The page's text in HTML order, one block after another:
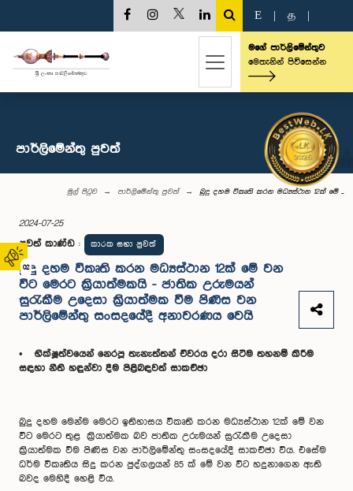
02
E த
මගේ පාර්ලිමේන්තුව
මෙතැනින් පිවිසෙන්න
පාර්ලි‌මේන්තු පුවත්
මුල් පිටුව පාර්ලි‌මේන්තු පුවත් බුදු දහම විකෘති කරන මධ්‍යස්ථාන 12ක් මේ ...
2024-07-25
පුවත් කාණ්ඩ : කාරක සභා පුවත්
බුදු දහම විකෘති කරන මධ්‍යස්ථාන 12ක් මේ වන
විට මෙරට ක්‍රියාත්මකයි - ජාතික උරුමයන්
සුරැකීම උදෙසා ක්‍රියාත්මක වීම පිණිස වන
පාර්ලිමේන්තු සංසදයේදී අනාවරණය වෙයි
• භික්ෂූත්වයෙන් නෙරපූ තැනැත්තන් චීවරය දරා සිටීම තහනම් කිරීම
සඳහා නීති හඳුන්වා දීම පිළිබඳවත් සාකච්ඡා
බුදු දහම මෙන්ම මෙරට ඉතිහාසය විකෘති කරන මධ්‍යස්ථාන 12ක් මේ වන
විට මෙරට තුළ ක්‍රියාත්මක බව ජාතික උරුමයන් සුරැකීම උදෙසා
ක්‍රියාත්මක වීම පිණිස වන පාර්ලිමේන්තු සංසදයේදී සාකච්ඡා විය. එසේම
ධර්ම විකෘතිය සිදු කරන පුද්ගලයන් 85 ක් මේ වන විට හදුනාගෙන ඇති
බවද මෙහිදී හෙළි විය.